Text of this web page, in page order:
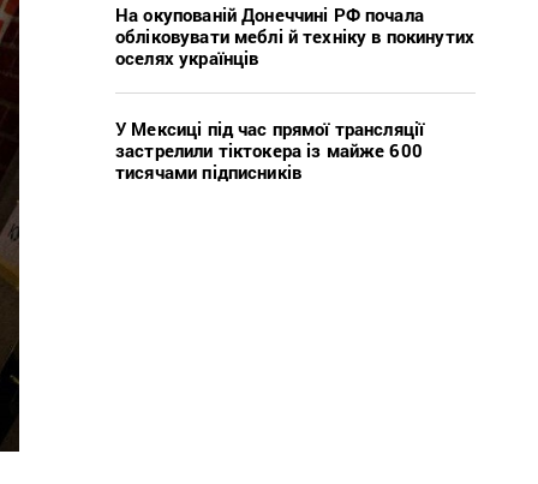
На окупованій Донеччині РФ почала
обліковувати меблі й техніку в покинутих
оселях українців
У Мексиці під час прямої трансляції
застрелили тіктокера із майже 600
тисячами підписників